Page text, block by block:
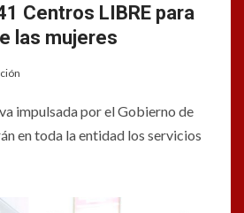
Centros LIBRE para
las mujeres
impulsada por el Gobierno de
en toda la entidad los servicios